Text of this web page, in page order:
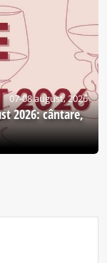
07-08 august, 2026
2026: cântare,